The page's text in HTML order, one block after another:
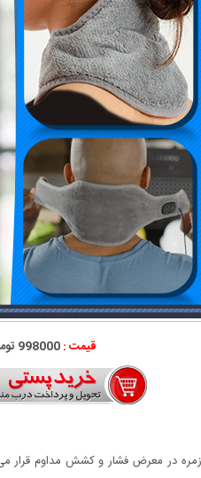
قیمت :998000 تومان
در معرض فشار و کشش مداوم قرار